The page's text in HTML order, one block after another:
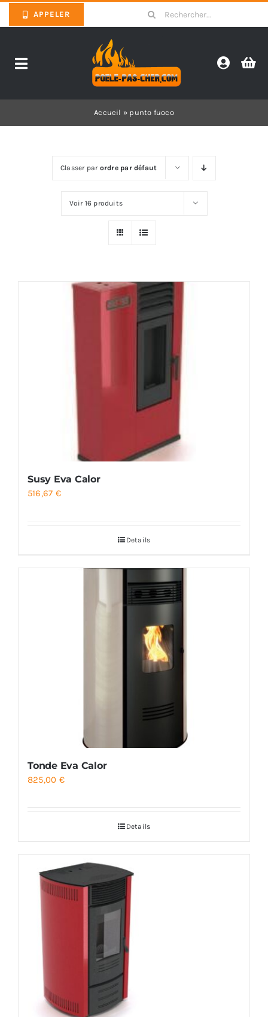
to
APPELER
Search
for:
Toggle
Accueil » punto fuoco
Classer par ordre par défaut
Voir 16 produits
Susy Eva Calor
516,67 €
Details
Tonde Eva Calor
825,00 €
Details